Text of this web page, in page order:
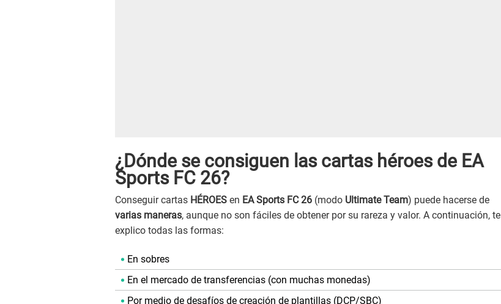
¿Dónde se consiguen las cartas héroes de EA
Sports FC 26?
Conseguir cartas HÉROES en EA Sports FC 26 (modo Ultimate Team) puede hacerse de
varias maneras, aunque no son fáciles de obtener por su rareza y valor. A continuación, te
explico todas las formas:
En sobres
En el mercado de transferencias (con muchas monedas)
Por medio de desafíos de creación de plantillas (DCP/SBC)